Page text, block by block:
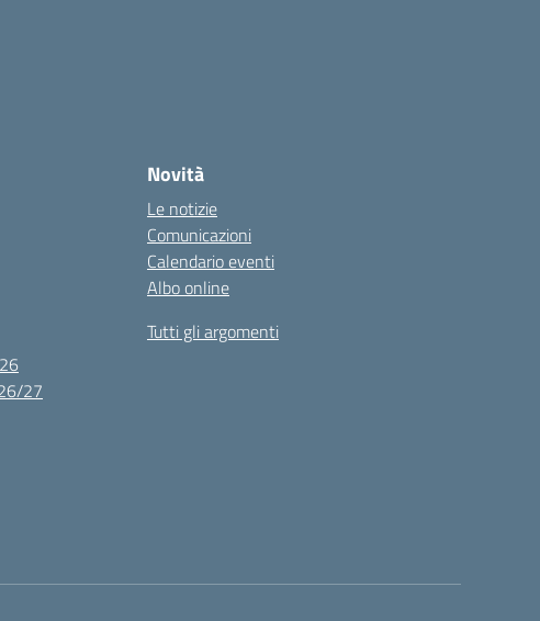
27
Novità
Le notizie
Comunicazioni
Calendario eventi
Albo online
Tutti gli argomenti